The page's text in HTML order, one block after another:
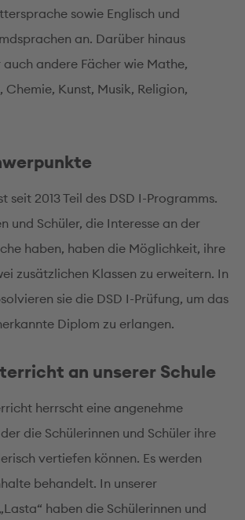
sowie Englisch und
an. Darüber hinaus
andere Fächer wie Mathe,
Chemie, Kunst, Musik, Religion,
seit 2013 Teil des DSD I-Programms.
und Schüler, die Interesse an der
haben, haben die Möglichkeit, ihre
zusätzlichen Klassen zu erweitern. In
sie die DSD I-Prüfung, um das
Diplom zu erlangen.
an unserer Schule
herrscht eine angenehme
die Schülerinnen und Schüler ihre
vertiefen können. Es werden
behandelt. In unserer
haben die Schülerinnen und